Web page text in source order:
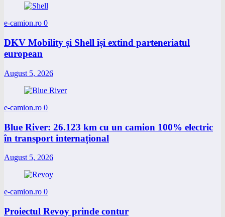
e-camion.ro 0
DKV Mobility și Shell își extind parteneriatul
european
August 5, 2026
e-camion.ro 0
Blue River: 26.123 km cu un camion 100% electric
în transport internațional
August 5, 2026
e-camion.ro 0
Proiectul Revoy prinde contur